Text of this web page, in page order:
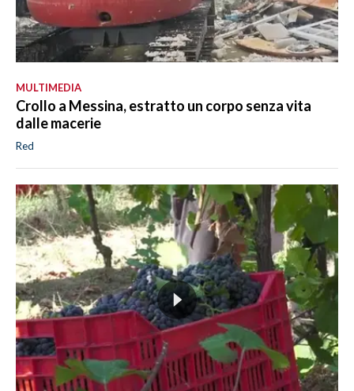
MULTIMEDIA
Crollo a Messina, estratto un corpo senza vita
dalle macerie
Red